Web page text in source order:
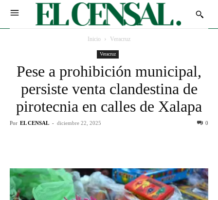
Inicio Veracruz
Veracruz
Pese a prohibición municipal,
persiste venta clandestina de
pirotecnia en calles de Xalapa
Por EL CENSAL - diciembre 22, 2025 0